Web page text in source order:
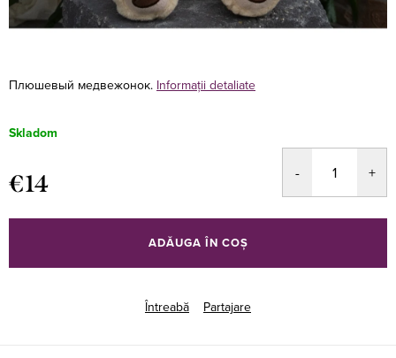
Плюшевый медвежонок. Informaţii detaliate
Skladom
€14
preţ:
ADĂUGA ÎN COŞ
Întreabă Partajare